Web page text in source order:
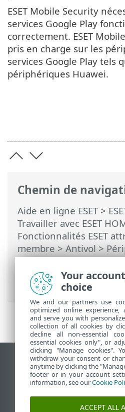
Chemin de
Aide en ligne ESET>
Travailler avec ESET
Fonctionnalités ESET
membre>Antivol>
protégés par Antivol>
Utilisateurs d'Android >
Play absents
ESET Mobile Security
services Google Play
correctement. ESET
pris en charge sur les
services Google Play tels
périphériques Huawei.
Afficher le site des
End of Life
Base de connaissances
Forum ESET
Your
choice
We and our partners use
optimized online experience,
and serve you with
collection of all cookies by
decline all non-essential
essential cookies only", or
clicking "Manage cookies".
withdraw your consent or
anytime by clicking the
footer or in your account
information, see ourCookie
ACCEPT ALL